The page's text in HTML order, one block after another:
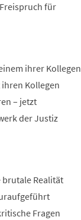
für
ihrer Kollegen
Kollegen
– jetzt
der Justiz
Realität
Fragen